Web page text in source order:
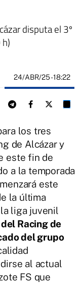
disputa el 3º
24/ABR/25- 18:22
los tres
de Alcázar y
este fin de
a la temporada
este
la última
liga juvenil
Racing de
del grupo
al actual
FS que